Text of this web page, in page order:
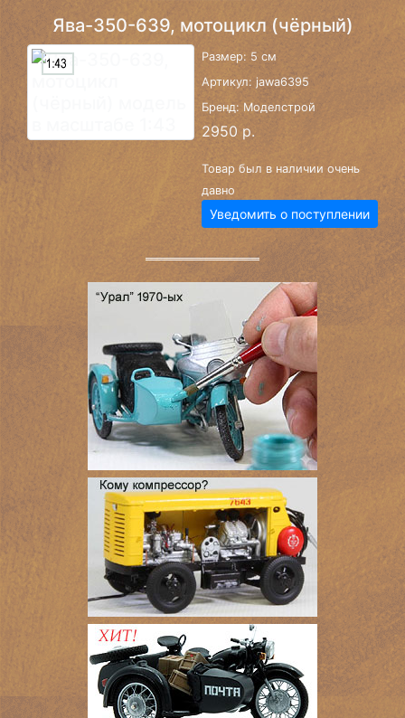
Ява-350-639, мотоцикл (чёрный)
Размер: 5 см
Артикул: jawa6395
Бренд: Моделстрой
2950 р.
Товар был в наличии очень
давно
Уведомить о поступлении